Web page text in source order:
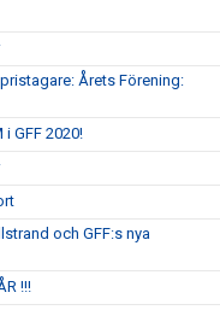
Årets Förening:
i GFF 2020!
och GFF:s nya
!!!